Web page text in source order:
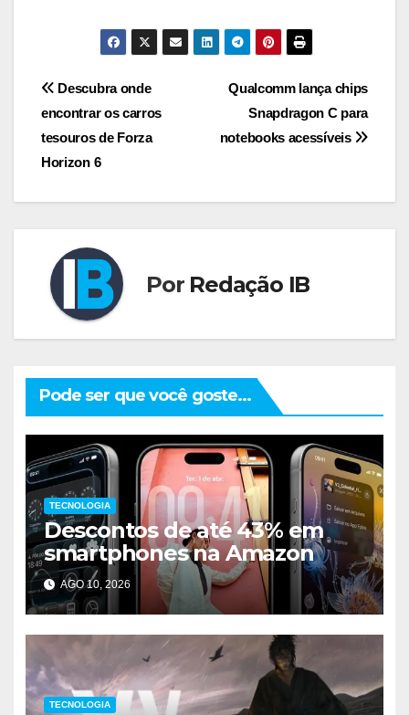
Navegação
de
Post
Qualcomm lança chips
Snapdragon C para
notebooks acessíveis
Descubra onde
encontrar os carros
tesouros de Forza
Horizon 6
Por Redação IB
Pode ser que você goste...
TECNOLOGIA
Descontos de até 43% em
smartphones na Amazon
AGO 10, 2026
TECNOLOGIA